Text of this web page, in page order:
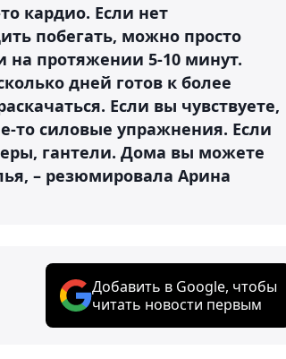
кардио. Если нет
побегать, можно просто
на протяжении 5-10 минут.
дней готов к более
Если вы чувствуете,
то силовые упражнения. Если
гантели. Дома вы можете
– резюмировала Арина
Добавить в Google, чтобы
читать новости первым